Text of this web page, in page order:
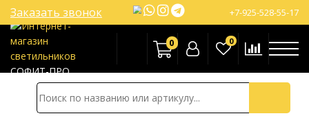
СОФИТ-ПРО
+7-925-528-55-17
Заказать звонок
0 0